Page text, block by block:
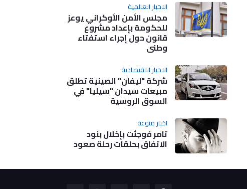
الاخبار العالمية
مجلس الأمن الأوكراني يوعز
للحكومة بإعداد مشروع
قانون حول إجراء استفتاء
وطني
الاخبار الاقتصادية
شركة "ليفان" الصينية تطلق
مبيعات سيدان "سيليا" في
السوق الروسية
اخبار منوعة
تامر فوجئت بإخلال بنود
الاتفاق بحلقات رحلة صعود